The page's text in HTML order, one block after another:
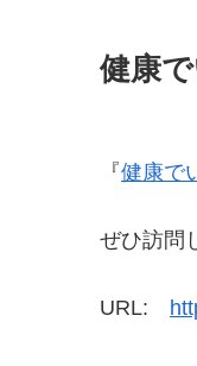
健康
『健康で
ぜひ訪問
URL: